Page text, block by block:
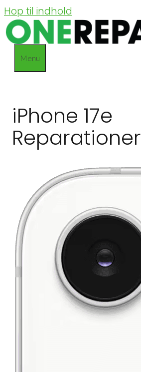
Hop til indhold
Menu
iPhone 17e
Reparationer